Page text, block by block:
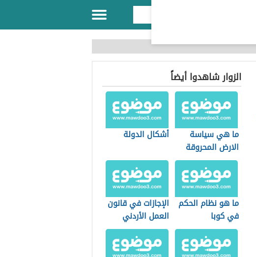
الزوار شاهدوا أيضاً
ما هي سياسة
الارض المحروقة
أشكال الدولة
ما هو نظام الحكم
في كوبا
الإجازات في قانون
العمل الأردني